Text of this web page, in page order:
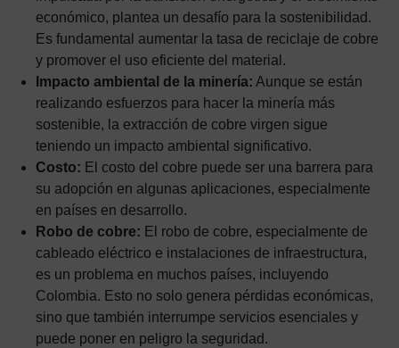
económico, plantea un desafío para la sostenibilidad.
Es fundamental aumentar la tasa de reciclaje de cobre
y promover el uso eficiente del material.
Impacto ambiental de la minería: Aunque se están
realizando esfuerzos para hacer la minería más
sostenible, la extracción de cobre virgen sigue
teniendo un impacto ambiental significativo.
Costo: El costo del cobre puede ser una barrera para
su adopción en algunas aplicaciones, especialmente
en países en desarrollo.
Robo de cobre: El robo de cobre, especialmente de
cableado eléctrico e instalaciones de infraestructura,
es un problema en muchos países, incluyendo
Colombia. Esto no solo genera pérdidas económicas,
sino que también interrumpe servicios esenciales y
puede poner en peligro la seguridad.